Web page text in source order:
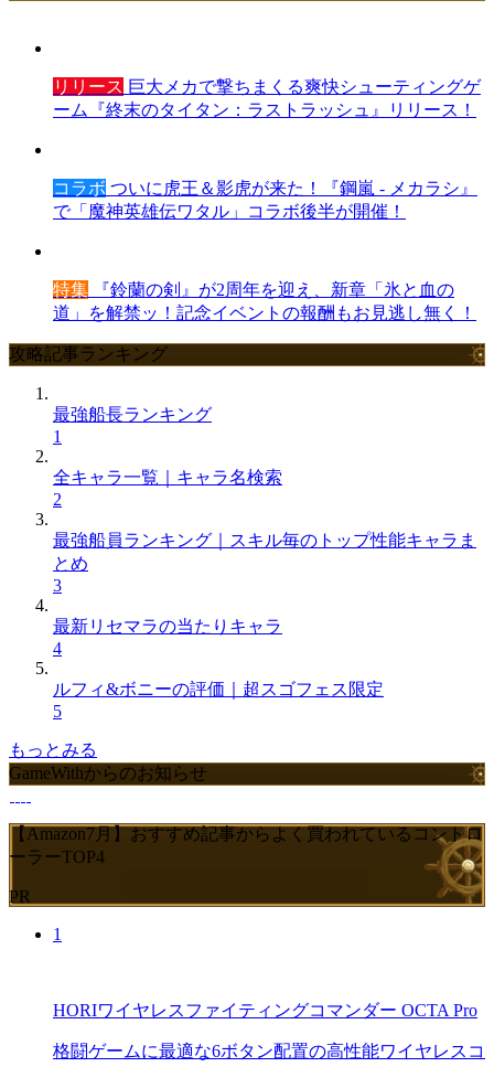
リリース 巨大メカで撃ちまくる爽快シューティングゲ
ーム『終末のタイタン：ラストラッシュ』リリース！
コラボ ついに虎王＆影虎が来た！『鋼嵐 - メカラシ』
で「魔神英雄伝ワタル」コラボ後半が開催！
特集 『鈴蘭の剣』が2周年を迎え、新章「氷と血の
道」を解禁ッ！記念イベントの報酬もお見逃し無く！
攻略記事ランキング
最強船長ランキング
1
全キャラ一覧｜キャラ名検索
2
最強船員ランキング｜スキル毎のトップ性能キャラま
とめ
3
最新リセマラの当たりキャラ
4
ルフィ&ボニーの評価｜超スゴフェス限定
5
もっとみる
GameWithからのお知らせ
【Amazon7月】おすすめ記事からよく買われているコントロ
ーラーTOP4
PR
1
HORIワイヤレスファイティングコマンダー OCTA Pro
格闘ゲームに最適な6ボタン配置の高性能ワイヤレスコ